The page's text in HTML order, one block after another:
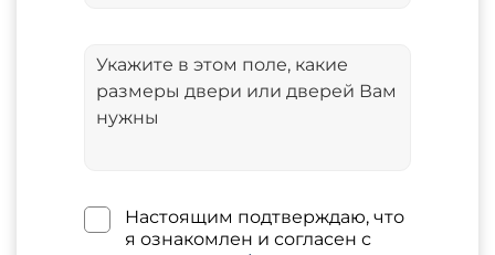
Настоящим подтверждаю, что
я ознакомлен и согласен с